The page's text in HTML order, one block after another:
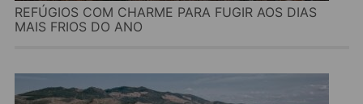
REFÚGIOS COM CHARME PARA FUGIR AOS DIAS
MAIS FRIOS DO ANO